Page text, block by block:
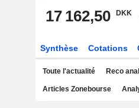
17 162,50 DKK
Synthèse Cotations
Toute l'actualité Reco
Articles Zonebourse